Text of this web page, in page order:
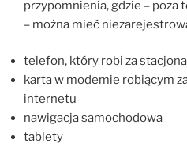
przypomnienia, gdzie –
– można mieć
telefon, który robi za
karta w modemie robiącym
internetu
nawigacja samochodowa
tablety